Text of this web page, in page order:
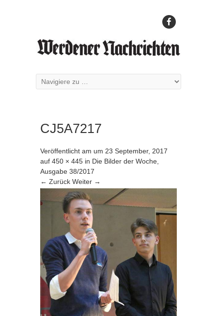
CJ5A7217
Veröffentlicht am um 23 September, 2017
auf 450 × 445 in Die Bilder der Woche,
Ausgabe 38/2017
← Zurück Weiter →